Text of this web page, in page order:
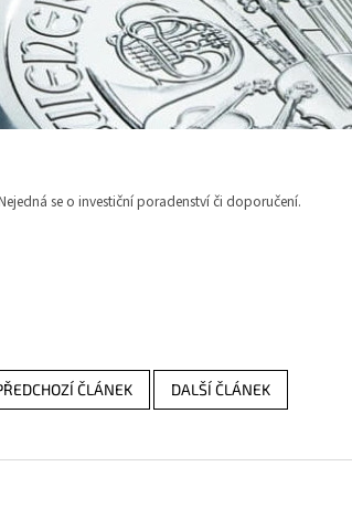
se o investiční poradenství či doporučení.
ČLÁNEK DALŠÍ ČLÁNEK